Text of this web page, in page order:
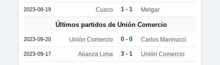
2023-08-19 Cusco 1 - 1 Melgar
Últimos partidos de Unión Comercio
2023-09-20 Unión Comercio 0 - 0 Carlos Mannucci
2023-09-17 Alianza Lima 3 - 1 Unión Comercio